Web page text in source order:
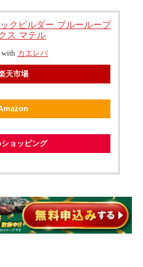
クビルダー ブルーループ
ス マテル
with カエレバ
天市場
ョッピング